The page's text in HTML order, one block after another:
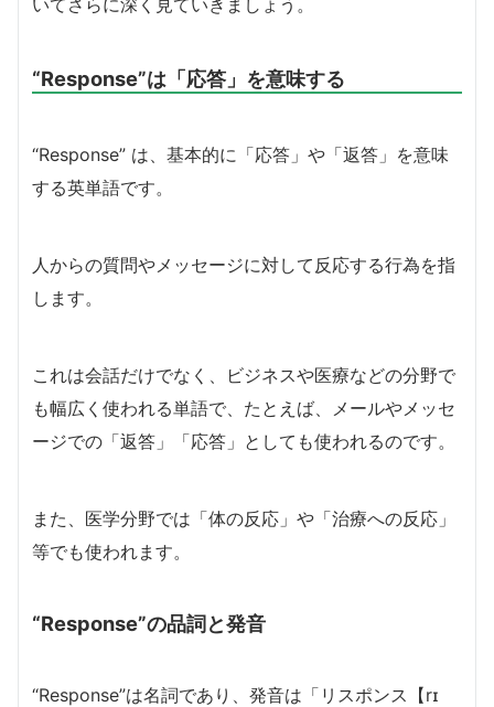
“Response”は「応答」を意味する
“Response” は、基本的に「応答」や「返答」を意味
する英単語です。
人からの質問やメッセージに対して反応する行為を指
します。
これは会話だけでなく、ビジネスや医療などの分野で
も幅広く使われる単語で、たとえば、メールやメッセ
ージでの「返答」「応答」としても使われるのです。
また、医学分野では「体の反応」や「治療への反応」
等でも使われます。
“Response”の品詞と発音
“Response”は名詞であり、発音は「リスポンス【rɪ